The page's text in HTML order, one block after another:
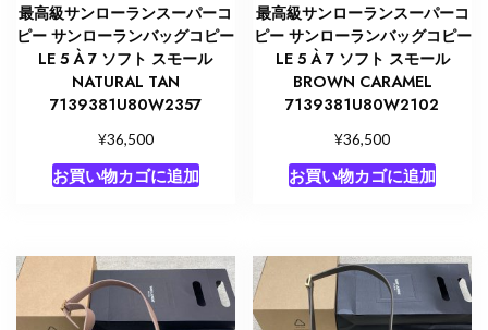
最高級サンローランスーパーコ
ピー サンローランバッグコピー
LE 5 À 7 ソフト スモール
NATURAL TAN
7139381U80W2357
¥36,500
お買い物カゴに追加
最高級サンローランスーパーコ
ピー サンローランバッグコピー
LE 5 À 7 ソフト スモール
BROWN CARAMEL
7139381U80W2102
¥36,500
お買い物カゴに追加